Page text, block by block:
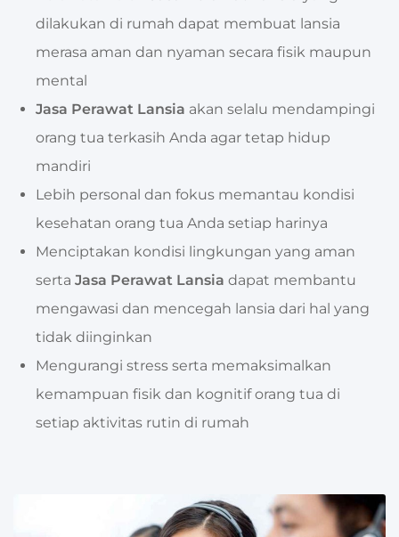
dilakukan di rumah dapat membuat lansia
merasa aman dan nyaman secara fisik maupun
mental
Jasa Perawat Lansia akan selalu mendampingi
orang tua terkasih Anda agar tetap hidup
mandiri
Lebih personal dan fokus memantau kondisi
kesehatan orang tua Anda setiap harinya
Menciptakan kondisi lingkungan yang aman
serta Jasa Perawat Lansia dapat membantu
mengawasi dan mencegah lansia dari hal yang
tidak diinginkan
Mengurangi stress serta memaksimalkan
kemampuan fisik dan kognitif orang tua di
setiap aktivitas rutin di rumah